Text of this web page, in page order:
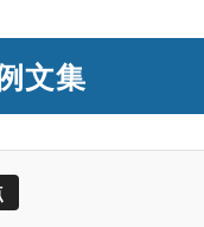
文集